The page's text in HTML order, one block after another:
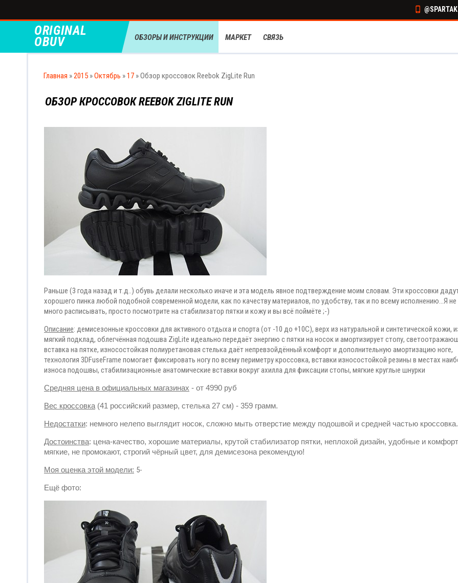
ORIGINAL
OBUV ОБЗОРЫ И ИНСТРУКЦИИ МАРКЕТ СВЯЗЬ
Главная »2015 »Октябрь »17 » Обзор кроссовок Reebok ZigLite Run
ОБЗОР КРОССОВОК REEBOK ZIGLITE RUN
Раньше (3 года назад и т.д..) обувь делали несколько иначе и эта модель явное подтверждение моим словам. Эти кроссовки
хорошего пинка любой подобной современной модели, как по качеству материалов, по удобству, так и по всему исполнению...Я не
много расписывать, просто посмотрите на стабилизатор пятки и кожу и вы всё поймёте ;-)
Описание: демисезонные кроссовки для активного отдыха и спорта (от -10 до +10С), верх из натуральной и синтетической кожи,
мягкий подклад, облегчённая подошва ZigLite идеально передаёт энергию с пятки на носок и амортизирует стопу,
вставка на пятке, износостойкая полиуретановая стелька даёт непревзойдённый комфорт и дополнительную амортизацию ноге,
технология 3DFuseFrame помогает фиксировать ногу по всему периметру кроссовка, вставки износостойкой резины в местах
износа подошвы, стабилизационные анатомические вставки вокруг ахилла для фиксации стопы, мягкие круглые шнурки
Средняя цена в официальных магазинах - от 4990 руб
Вес кроссовка (41 российский размер, стелька 27 см) - 359 грамм.
Недостатки: немного нелепо выглядит носок, сложно мыть отверстие между подошвой и средней частью кроссовка.
Достоинства: цена-качество, хорошие материалы, крутой стабилизатор пятки, неплохой дизайн, удобные и
мягкие, не промокают, строгий чёрный цвет, для демисезона рекомендую!
Моя оценка этой модели: 5-
Ещё фото: